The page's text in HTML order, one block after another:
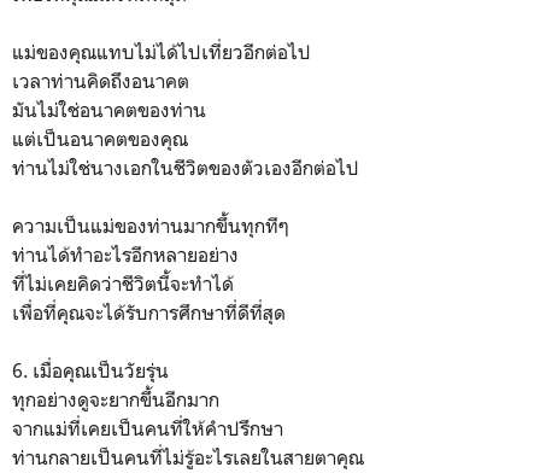
แม่ของคุณแทบไม่ได้ไปเที่ยวอีกต่อไป
เวลาท่านคิดถึงอนาคต
มันไม่ใช่อนาคตของท่าน
แต่เป็นอนาคตของคุณ
ท่านไม่ใช่นางเอกในชีวิตของตัวเองอีกต่อไป
ความเป็นแม่ของท่านมากขึ้นทุกทีๆ
ท่านได้ทำอะไรอีกหลายอย่าง
ที่ไม่เคยคิดว่าชีวิตนี้จะทำได้
เพื่อที่คุณจะได้รับการศึกษาที่ดีที่สุด
6. เมื่อคุณเป็นวัยรุ่น
ทุกอย่างดูจะยากขึ้นอีกมาก
จากแม่ที่เคยเป็นคนที่ให้คำปรึกษา
ท่านกลายเป็นคนที่ไม่รู้อะไรเลยในสายตาคุณ